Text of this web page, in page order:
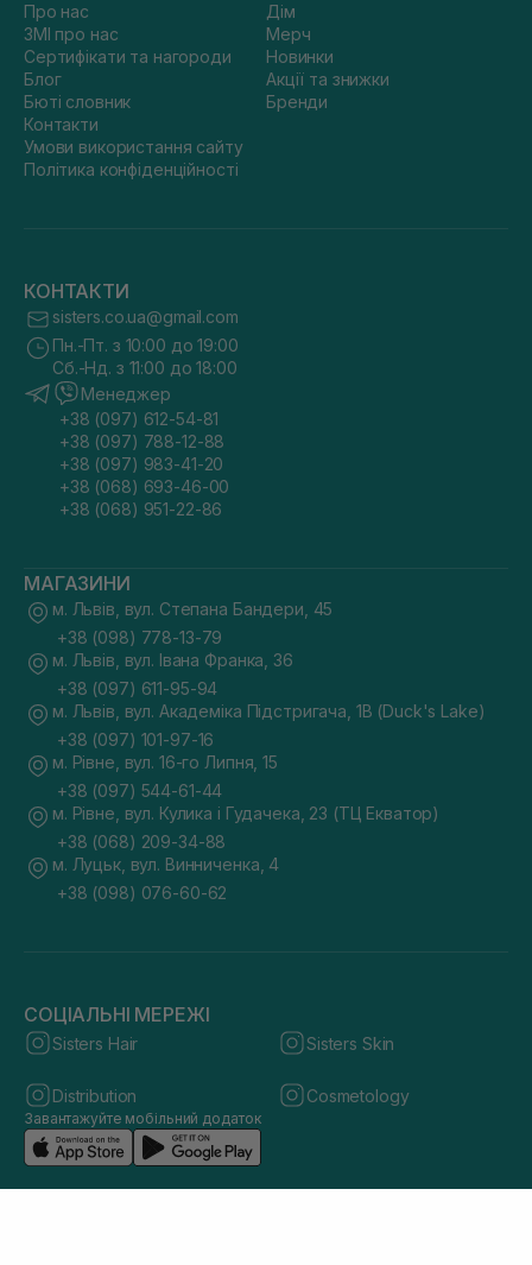
Про нас
ЗМІ про нас
Сертифікати та нагороди
Блог
Бюті словник
Контакти
Умови використання сайту
Політика конфіденційності
Дім
Мерч
Новинки
Акції та знижки
Бренди
КОНТАКТИ
sisters.co.ua@gmail.com
Пн.-Пт. з 10:00 до 19:00
Сб.-Нд. з 11:00 до 18:00
Менеджер
+38 (097) 612-54-81
+38 (097) 788-12-88
+38 (097) 983-41-20
+38 (068) 693-46-00
+38 (068) 951-22-86
МАГАЗИНИ
м. Львів, вул. Степана Бандери, 45
+38 (098) 778-13-79
м. Львів, вул. Івана Франка, 36
+38 (097) 611-95-94
м. Львів, вул. Академіка Підстригача, 1В (Duck's Lake)
+38 (097) 101-97-16
м. Рівне, вул. 16-го Липня, 15
+38 (097) 544-61-44
м. Рівне, вул. Кулика і Гудачека, 23 (ТЦ Екватор)
+38 (068) 209-34-88
м. Луцьк, вул. Винниченка, 4
+38 (098) 076-60-62
СОЦІАЛЬНІ МЕРЕЖІ
Sisters Hair Sisters Skin
Distribution Cosmetology
Завантажуйте мобільний додаток